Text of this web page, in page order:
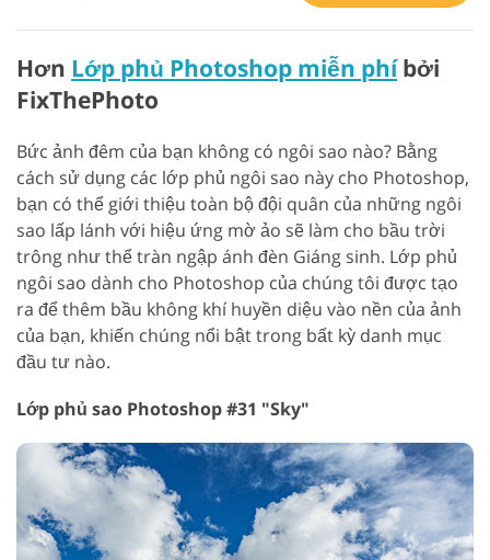
Hơn Lớp phủ Photoshop miễn phíbởi
FixThePhoto
Bức ảnh đêm của bạn không có ngôi sao nào? Bằng
cách sử dụng các lớp phủ ngôi sao này cho Photoshop,
bạn có thể giới thiệu toàn bộ đội quân của những ngôi
sao lấp lánh với hiệu ứng mờ ảo sẽ làm cho bầu trời
trông như thể tràn ngập ánh đèn Giáng sinh. Lớp phủ
ngôi sao dành cho Photoshop của chúng tôi được tạo
ra để thêm bầu không khí huyền diệu vào nền của ảnh
của bạn, khiến chúng nổi bật trong bất kỳ danh mục
đầu tư nào.
Lớp phủ sao Photoshop #31 "Sky"